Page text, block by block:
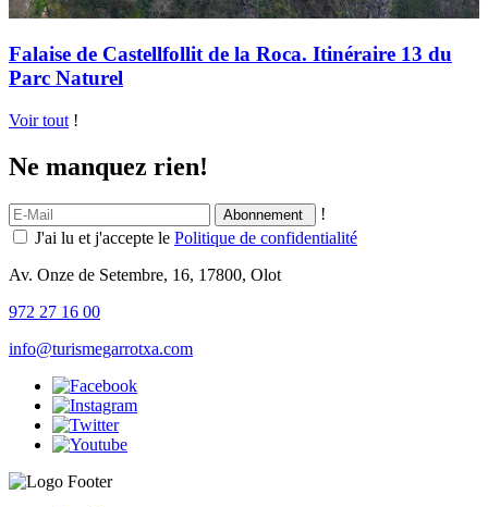
Falaise de Castellfollit de la Roca. Itinéraire 13 du
Parc Naturel
Voir tout !
Ne manquez rien!
!
J'ai lu et j'accepte le Politique de confidentialité
Av. Onze de Setembre, 16, 17800, Olot
972 27 16 00
info@turismegarrotxa.com